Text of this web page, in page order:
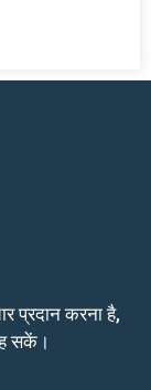
प्रदान करना है,
सकें।